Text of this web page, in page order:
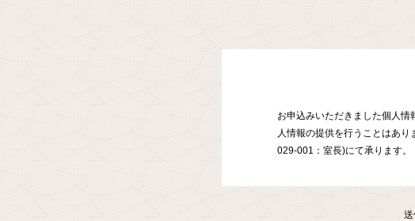
お申込みいただきました個人
人情報の提供を行うことはあ
029-001：室長)にて承ります。